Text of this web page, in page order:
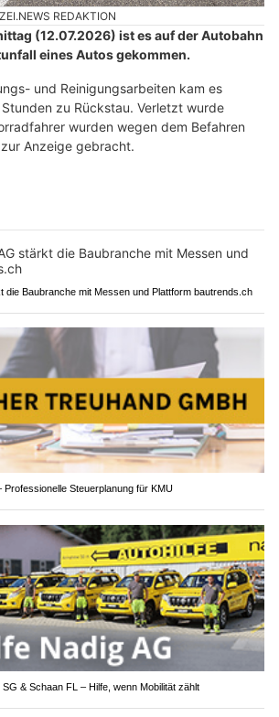
REDAKTION
(12.07.2026) ist es auf der Autobahn
eines Autos gekommen.
und Reinigungsarbeiten kam es
zu Rückstau. Verletzt wurde
wurden wegen dem Befahren
Anzeige gebracht.
Baubranche mit Messen und Plattform bautrends.ch
Steuerplanung für KMU
& Schaan FL – Hilfe, wenn Mobilität zählt